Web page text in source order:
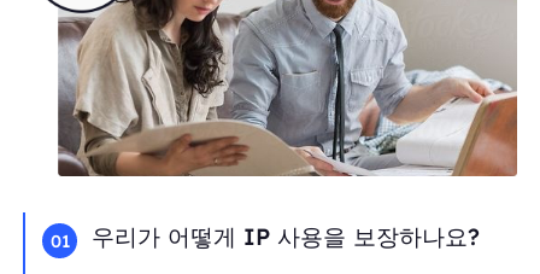
01 우리가 어떻게 IP 사용을 보장하나요?